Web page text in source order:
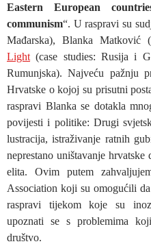
Eastern European
communism“. U raspravi su
Mađarska), Blanka Matković
Light (case studies: Rusija i
Rumunjska). Najveću pažnju
Hrvatske o kojoj su prisutni
raspravi Blanka se dotakla
povijesti i politike: Drugi
lustracija, istraživanje ratnih
neprestano uništavanje
elita. Ovim putem
Association koji su omogućili
raspravi tijekom koje su
upoznati se s problemima
društvo.